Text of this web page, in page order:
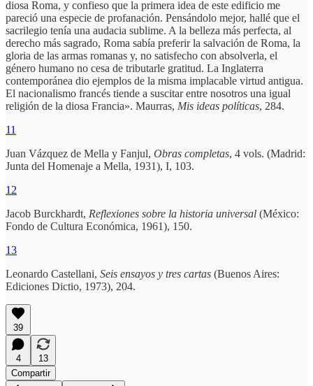
diosa Roma, y confieso que la primera idea de este edificio me
pareció una especie de profanación. Pensándolo mejor, hallé que el
sacrilegio tenía una audacia sublime. A la belleza más perfecta, al
derecho más sagrado, Roma sabía preferir la salvación de Roma, la
gloria de las armas romanas y, no satisfecho con absolverla, el
género humano no cesa de tributarle gratitud. La Inglaterra
contemporánea dio ejemplos de la misma implacable virtud antigua.
El nacionalismo francés tiende a suscitar entre nosotros una igual
religión de la diosa Francia». Maurras, Mis ideas políticas, 284.
11
Juan Vázquez de Mella y Fanjul, Obras completas, 4 vols. (Madrid:
Junta del Homenaje a Mella, 1931), I, 103.
12
Jacob Burckhardt, Reflexiones sobre la historia universal (México:
Fondo de Cultura Económica, 1961), 150.
13
Leonardo Castellani, Seis ensayos y tres cartas (Buenos Aires:
Ediciones Dictio, 1973), 204.
39
4
13
Compartir